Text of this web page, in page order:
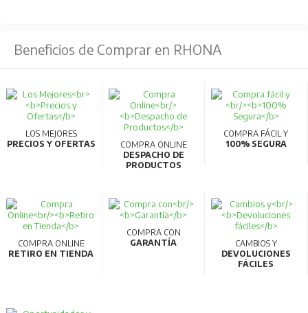
Beneficios de Comprar en RHONA
LOS MEJORES
PRECIOS Y OFERTAS
COMPRA ONLINE
DESPACHO DE
PRODUCTOS
COMPRA FÁCIL Y
100% SEGURA
COMPRA ONLINE
RETIRO EN TIENDA
COMPRA CON
GARANTÍA
CAMBIOS Y
DEVOLUCIONES
FÁCILES